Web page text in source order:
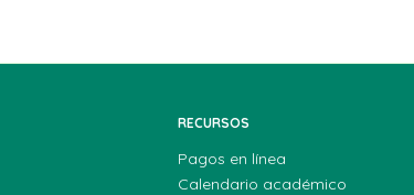
RECURSOS
Pagos en línea
Calendario académico